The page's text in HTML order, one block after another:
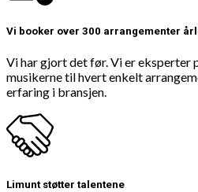
Vi booker over 300 arrangementer
Vi har gjort det før. Vi er eksperter
musikerne til hvert enkelt
erfaring i bransjen.
Limunt støtter talentene